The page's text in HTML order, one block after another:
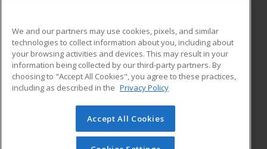
ADDITIONAL RESOURCES
Military
Financial Assistance
Help
Student Blog
© 2026 ed2go, a division of Cengage Learning. All rights
reserved. The material on this site cannot be reproduced or
We and our partners may use cookies, pixels, and similar
technologies to collect information about you, including about
your browsing activities and devices. This may result in your
information being collected by our third-party partners. By
choosing to "Accept All Cookies", you agree to these practices,
including as described in the Privacy Policy
Accept All Cookies